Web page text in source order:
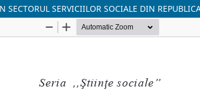
SERVICIILOR SOCIALE DIN